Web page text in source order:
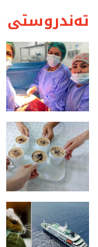
تەندروستی